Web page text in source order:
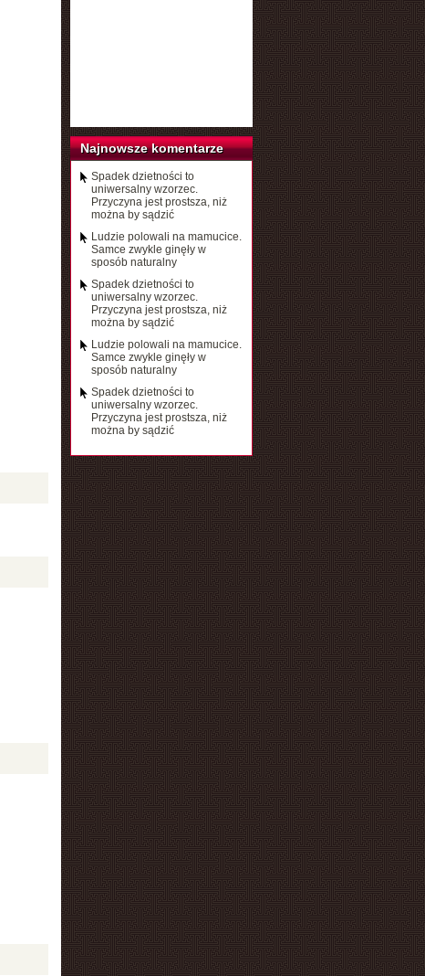
Najnowsze komentarze
Spadek dzietności to
uniwersalny wzorzec.
Przyczyna jest prostsza, niż
można by sądzić
Ludzie polowali na mamucice.
Samce zwykle ginęły w
sposób naturalny
Spadek dzietności to
uniwersalny wzorzec.
Przyczyna jest prostsza, niż
można by sądzić
Ludzie polowali na mamucice.
Samce zwykle ginęły w
sposób naturalny
Spadek dzietności to
uniwersalny wzorzec.
Przyczyna jest prostsza, niż
można by sądzić